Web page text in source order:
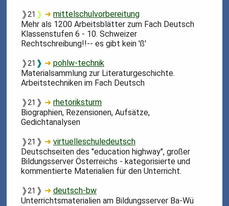
❱21 ❱ ➜mittelschulvorbereitung
Mehr als 1200 Arbeitsblätter zum Fach Deutsch
Klassenstufen 6 - 10. Schweizer
Rechtschreibung!!-- es gibt kein 'ß'
❱21 ❱ ➜pohlw-technik
Materialsammlung zur Literaturgeschichte.
Arbeitstechniken im Fach Deutsch
❱21 ❱ ➜rhetoriksturm
Biographien, Rezensionen, Aufsätze,
Gedichtanalysen
❱21 ❱ ➜virtuelleschuledeutsch
Deutschseiten des "education highway", großer
Bildungsserver Österreichs - kategorisierte und
kommentierte Materialien für den Unterricht.
❱21 ❱ ➜deutsch-bw
Unterrichtsmaterialien am Bildungsserver Ba-Wü